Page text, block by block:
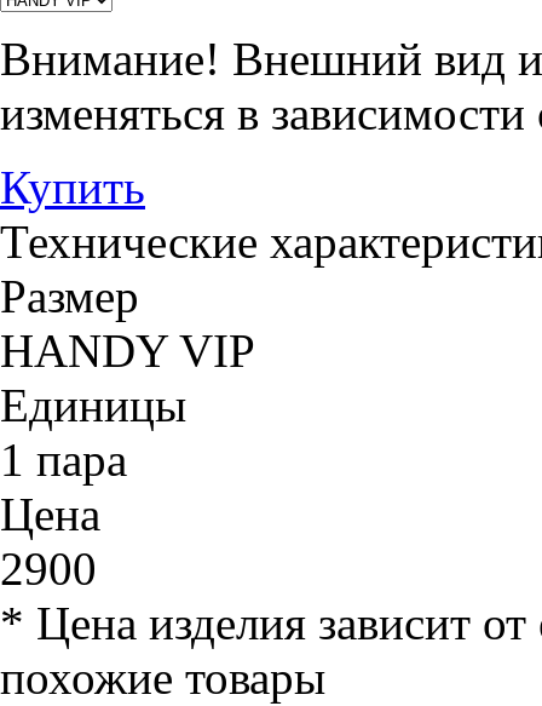
Внимание! Внешний вид и
изменяться в зависимости
Купить
Технические
Размер
HANDY VIP
Единицы
1 пара
Цена
2900
* Цена изделия зависит от
похожие товары